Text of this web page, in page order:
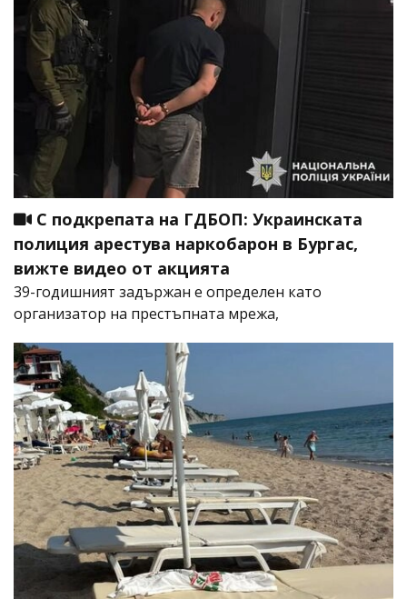
С подкрепата на ГДБОП: Украинската
полиция арестува наркобарон в Бургас,
вижте видео от акцията
39-годишният задържан е определен като
организатор на престъпната мрежа,